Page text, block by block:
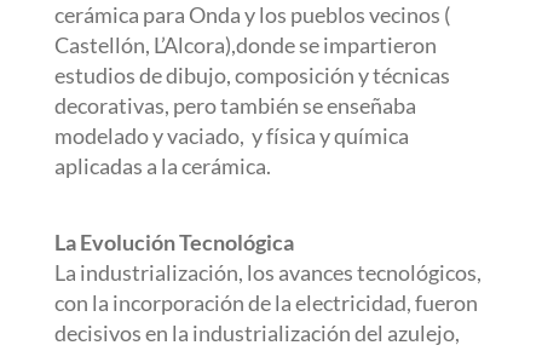
cerámica para Onda y los pueblos vecinos (
Castellón, L’Alcora),donde se impartieron
estudios de dibujo, composición y técnicas
decorativas, pero también se enseñaba
modelado y vaciado, y física y química
aplicadas a la cerámica.
La Evolución Tecnológica
La industrialización, los avances tecnológicos,
con la incorporación de la electricidad, fueron
decisivos en la industrialización del azulejo,